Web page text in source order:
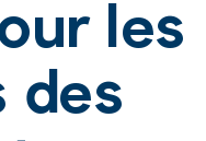
les
des